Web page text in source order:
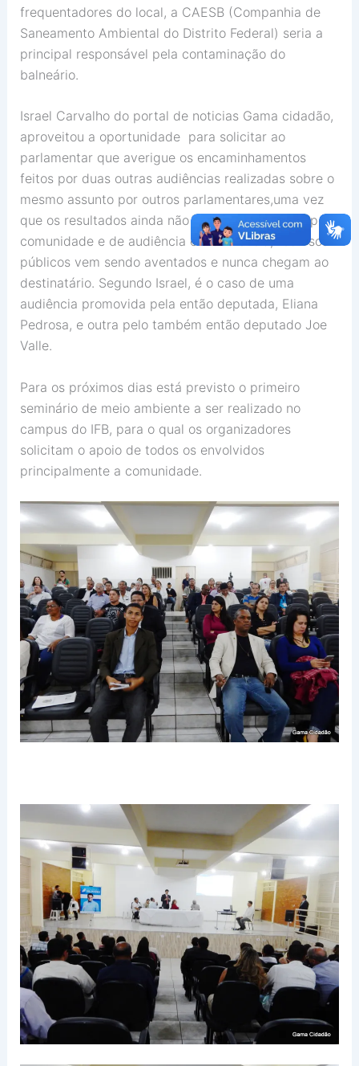
frequentadores do local, a CAESB (Companhia de
Saneamento Ambiental do Distrito Federal) seria a
principal responsável pela contaminação do
balneário.
Israel Carvalho do portal de noticias Gama cidadão,
aproveitou a oportunidade para solicitar ao
parlamentar que averigue os encaminhamentos
feitos por duas outras audiências realizadas sobre o
mesmo assunto por outros parlamentares,uma vez
que os resultados ainda não foram constatados pela
comunidade e de audiência em audiência, recursos
públicos vem sendo aventados e nunca chegam ao
destinatário. Segundo Israel, é o caso de uma
audiência promovida pela então deputada, Eliana
Pedrosa, e outra pelo também então deputado Joe
Valle.
Para os próximos dias está previsto o primeiro
seminário de meio ambiente a ser realizado no
campus do IFB, para o qual os organizadores
solicitam o apoio de todos os envolvidos
principalmente a comunidade.